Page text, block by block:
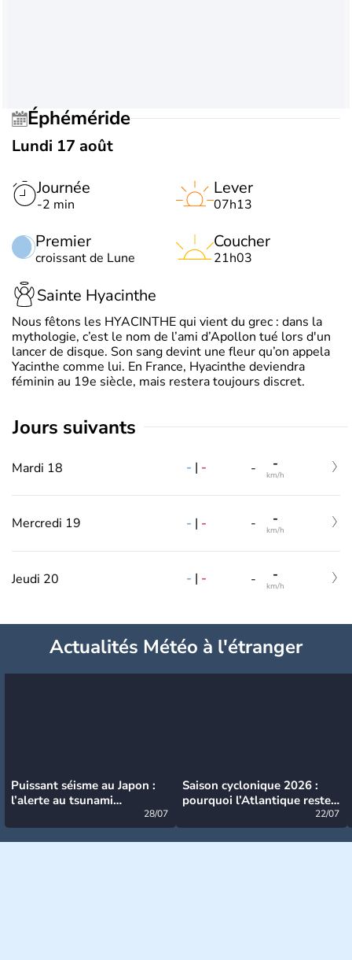
Éphéméride
Lundi 17 août
Journée
-2 min
Premier
croissant de Lune
Lever
07h13
Coucher
21h03
Sainte Hyacinthe
Nous fêtons les HYACINTHE qui vient du grec : dans la
mythologie, c’est le nom de l’ami d’Apollon tué lors d'un
lancer de disque. Son sang devint une fleur qu’on appela
Yacinthe comme lui. En France, Hyacinthe deviendra
féminin au 19e siècle, mais restera toujours discret.
jours suivants
Mardi 18 - | - - -
km/h
Mercredi 19 - | - - -
km/h
Jeudi 20 - | - - -
km/h
Actualités Météo à l'étranger
Puissant séisme au Japon :
l’alerte au tsunami
28/07
Saison cyclonique 2026 :
pourquoi l’Atlantique reste
22/07